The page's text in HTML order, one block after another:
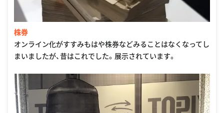
株券
オンライン化がすすみもはや株券などみることはなくなってし
まいましたが、昔はこれでした。展示されています。